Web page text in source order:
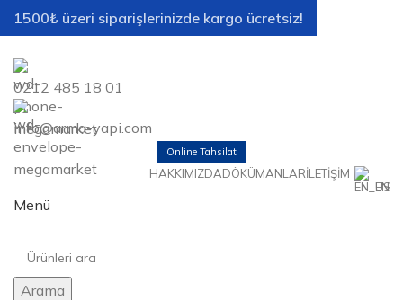
0212 485 18 01
info@arma-yapi.com
Online Tahsilat
HAKKIMIZDADÖKÜMANLARİLETIŞIM
EN
Menü
Arama
1500₺ üzeri siparişlerinizde kargo ücretsiz!